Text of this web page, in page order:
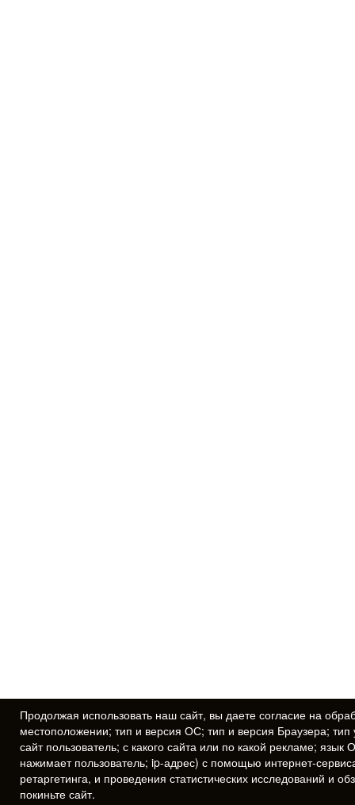
Продолжая использовать наш сайт, вы даете согласие на
местоположении; тип и версия ОС; тип и версия Браузера;
сайт пользователь; с какого сайта или по какой рекламе;
нажимает пользователь; ip-адрес) с помощью интернет-
ретаргетинга, и проведения статистических исследований и
покиньте сайт.